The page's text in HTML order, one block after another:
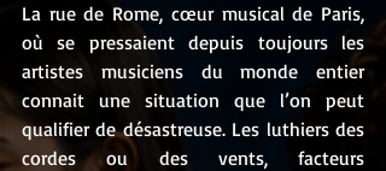
La rue de Rome, cœur musical de Paris,
où se pressaient depuis toujours les
artistes musiciens du monde entier
connait une situation que l’on peut
qualifier de désastreuse. Les luthiers des
cordes ou des vents, facteurs